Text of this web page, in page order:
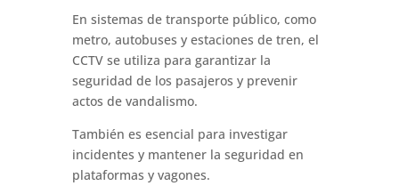
En sistemas de transporte público, como
metro, autobuses y estaciones de tren, el
CCTV se utiliza para garantizar la
seguridad de los pasajeros y prevenir
actos de vandalismo.
También es esencial para investigar
incidentes y mantener la seguridad en
plataformas y vagones.